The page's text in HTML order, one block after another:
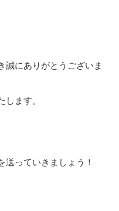
誠にありがとうございま
ます。
送っていきましょう！